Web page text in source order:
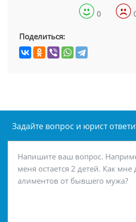
0
Поделиться:
Задайте вопрос и юрист